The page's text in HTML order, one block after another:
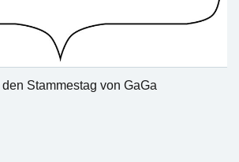
Stammestag von GaGa